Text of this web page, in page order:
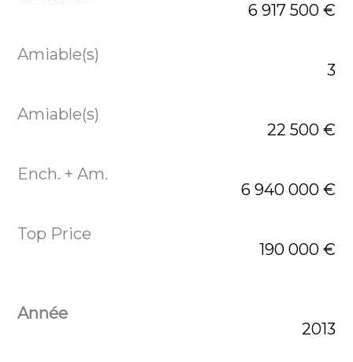
6 917 500 €
3
22 500 €
6 940 000 €
190 000 €
2013